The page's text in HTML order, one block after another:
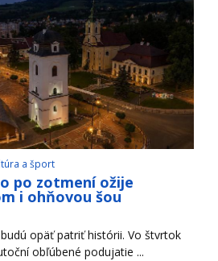
a šport
po zotmení ožije
i ohňovou šou
opäť patriť histórii. Vo štvrtok
obľúbené podujatie ...